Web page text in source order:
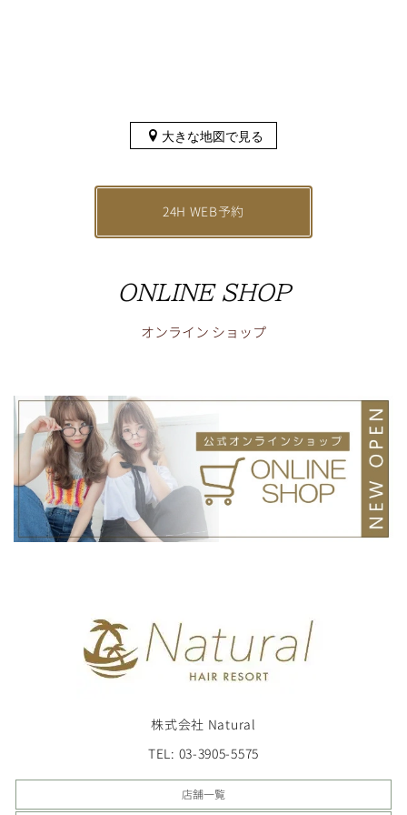
大きな地図で見る
24H WEB予約
ONLINE SHOP
オンライン ショップ
株式会社 Natural
TEL: 03-3905-5575
店舗一覧